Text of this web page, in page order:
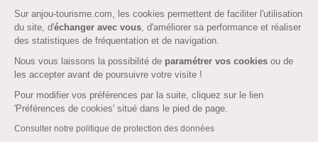
Sur anjou-tourisme.com, les cookies permettent de faciliter l'utilisation
du site, d'échanger avec vous, d'améliorer sa performance et réaliser
des statistiques de fréquentation et de navigation.
Nous vous laissons la possibilité de paramétrer vos cookies ou de
les accepter avant de poursuivre votre visite !
Pour modifier vos préférences par la suite, cliquez sur le lien
'Préférences de cookies' situé dans le pied de page.
Consulter notre politique de protection des données